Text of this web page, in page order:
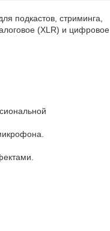
подкастов, стриминга,
(XLR) и цифровое